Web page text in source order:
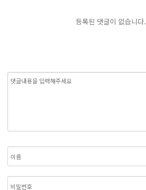
등록된 댓글이 없습니다.